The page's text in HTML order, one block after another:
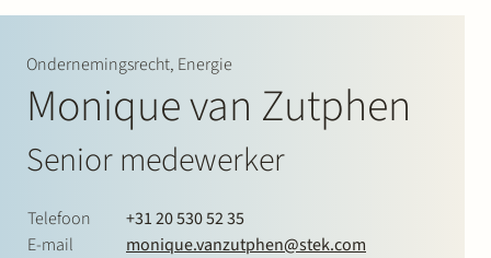
Ondernemingsrecht, Energie
Monique van Zutphen
Senior medewerker
Telefoon
+31 20 530 52 35
E-mail
monique.vanzutphen@stek.com
News & Insights
Contact
Werken bij Stek